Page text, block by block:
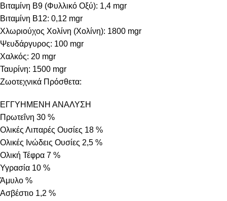
Βιταμίνη B9 (Φυλλικό Οξύ): 1,4 mgr
Βιταμίνη B12: 0,12 mgr
Χλωριούχος Χολίνη (Χολίνη): 1800 mgr
Ψευδάργυρος: 100 mgr
Χαλκός: 20 mgr
Ταυρίνη: 1500 mgr
Ζωοτεχνικά Πρόσθετα:
ΕΓΓΥΗΜΕΝΗ ΑΝΑΛΥΣΗ
Πρωτεΐνη 30 %
Ολικές Λιπαρές Ουσίες 18 %
Ολικές Ινώδεις Ουσίες 2,5 %
Ολική Τέφρα 7 %
Υγρασία 10 %
Άμυλο %
Ασβέστιο 1,2 %